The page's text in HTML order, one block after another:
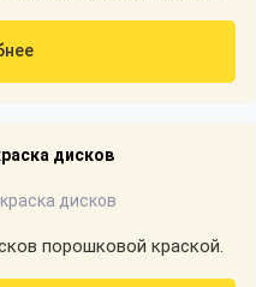
дисков
порошковой краской.